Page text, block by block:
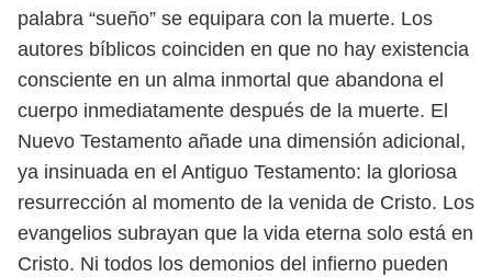
palabra “sueño” se equipara con la muerte. Los
autores bíblicos coinciden en que no hay existencia
consciente en un alma inmortal que abandona el
cuerpo inmediatamente después de la muerte. El
Nuevo Testamento añade una dimensión adicional,
ya insinuada en el Antiguo Testamento: la gloriosa
resurrección al momento de la venida de Cristo. Los
evangelios subrayan que la vida eterna solo está en
Cristo. Ni todos los demonios del infierno pueden